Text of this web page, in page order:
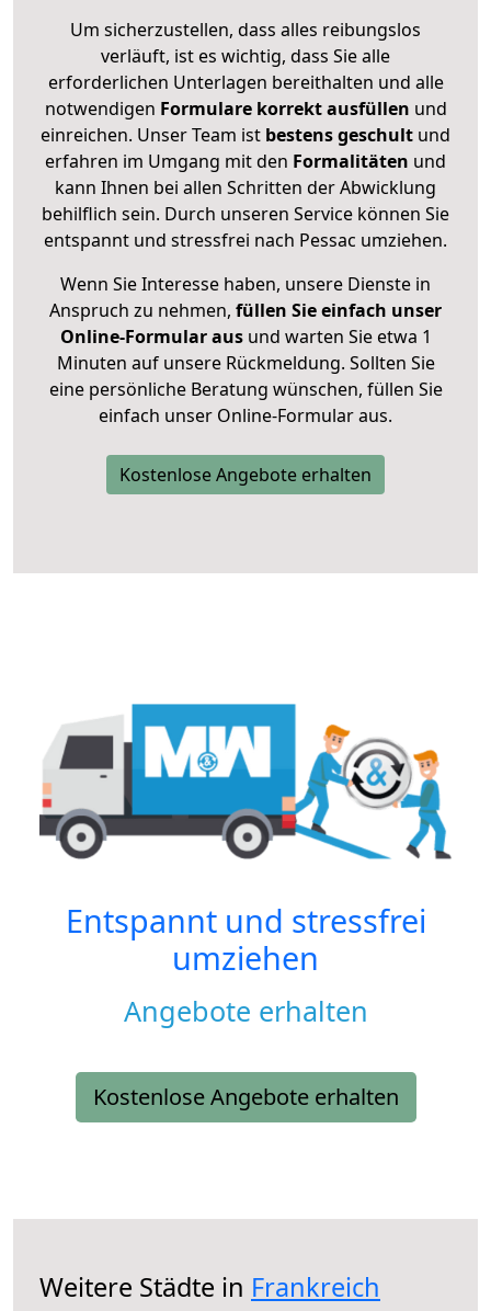
Um sicherzustellen, dass alles reibungslos
verläuft, ist es wichtig, dass Sie alle
erforderlichen Unterlagen bereithalten und alle
notwendigen Formulare korrekt ausfüllen und
einreichen. Unser Team ist bestens geschult und
erfahren im Umgang mit den Formalitäten und
kann Ihnen bei allen Schritten der Abwicklung
behilflich sein. Durch unseren Service können Sie
entspannt und stressfrei nach Pessac umziehen.
Wenn Sie Interesse haben, unsere Dienste in
Anspruch zu nehmen, füllen Sie einfach unser
Online-Formular ausund warten Sie etwa 1
Minuten auf unsere Rückmeldung. Sollten Sie
eine persönliche Beratung wünschen, füllen Sie
einfach unser Online-Formular aus.
Kostenlose Angebote erhalten
Entspannt und stressfrei
umziehen
Angebote erhalten
Kostenlose Angebote erhalten
Weitere Städte in Frankreich